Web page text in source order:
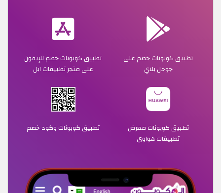
تطبيق كوبونات خصم على
جوجل بلاي
تطبيق كوبونات خصم للإيفون
على متجر تطبيقات ابل
تطبيق كوبونات معرض
تطبيقات هواوي
تطبيق كوبونات وكود خصم